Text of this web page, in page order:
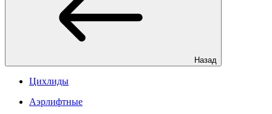
Назад
Цихлиды
Аэрлифтные